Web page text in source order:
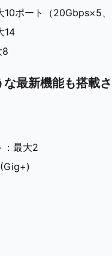
10ポート（20Gbps×5
14
8
最新機能も搭載
最大2